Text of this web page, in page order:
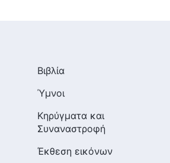
Βιβλία
Ύμνοι
Κηρύγματα και
Συναναστροφή
Έκθεση εικόνων